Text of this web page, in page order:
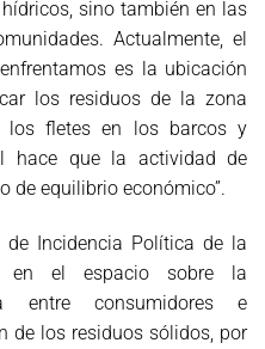
sino también en las
Actualmente, el
es la ubicación
los residuos de la zona
los fletes en los barcos y
hace que la actividad de
de equilibrio económico”.
de Incidencia Política de la
en el espacio sobre la
entre consumidores e
de los residuos sólidos, por